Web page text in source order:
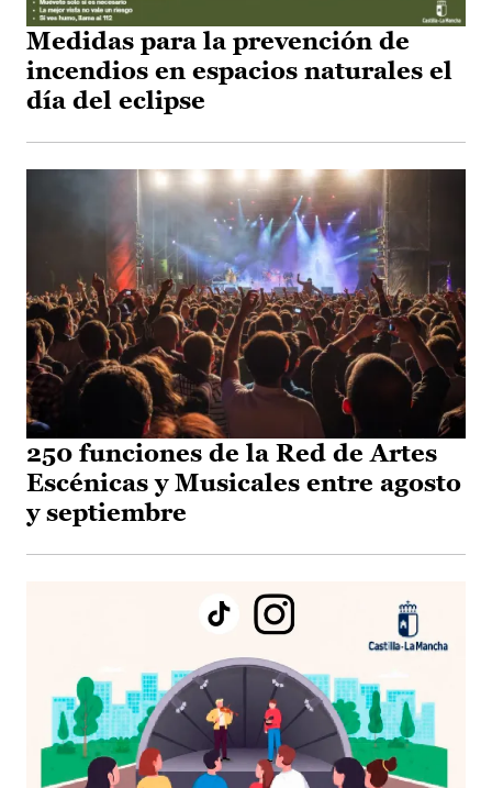
Medidas para la prevención de
incendios en espacios naturales el
día del eclipse
250 funciones de la Red de Artes
Escénicas y Musicales entre agosto
y septiembre